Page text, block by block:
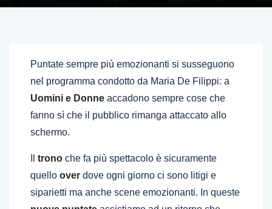
Puntate sempre più emozionanti si susseguono
nel programma condotto da Maria De Filippi: a
Uomini e Donne accadono sempre cose che
fanno sì che il pubblico rimanga attaccato allo
schermo.
trono che fa più spettacolo è sicuramente
quello over dove ogni giorno ci sono litigi e
siparietti ma anche scene emozionanti. In queste